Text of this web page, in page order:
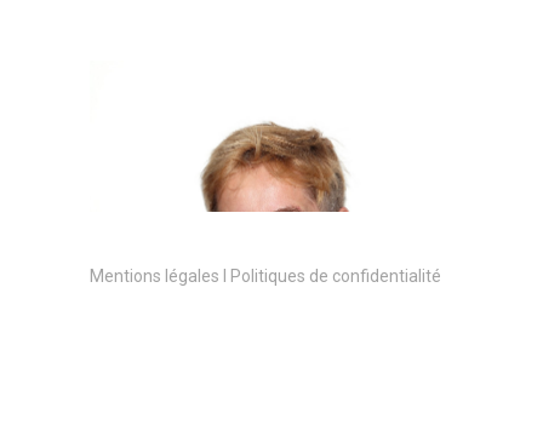
Mentions légales l Politiques de confidentialité